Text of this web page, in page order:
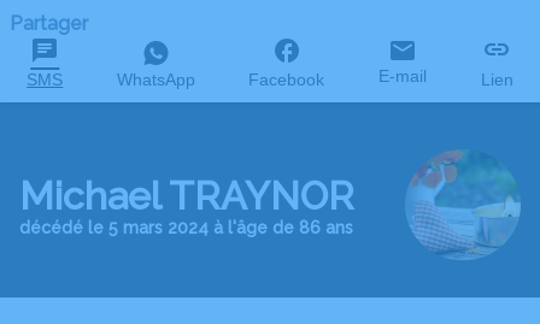
Partager
SMS WhatsApp Facebook E-mail Lien
Michael TRAYNOR
décédé le 5 mars 2024 à l'âge de 86 ans